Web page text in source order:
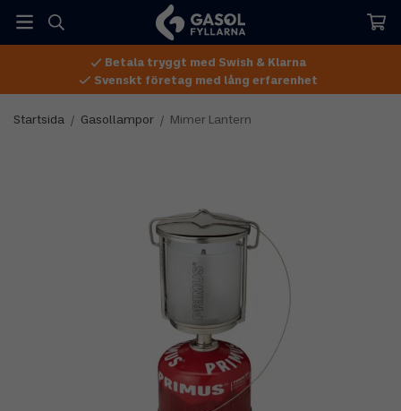
Betala tryggt med Swish & Klarna
Svenskt företag med lång erfarenhet
Startsida / Gasollampor / Mimer Lantern